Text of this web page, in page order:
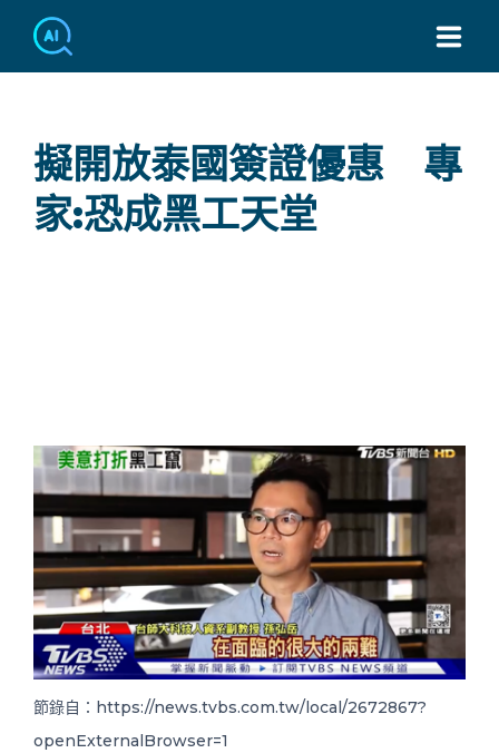
擬開放泰國簽證優惠 專
家:恐成黑工天堂
節錄自：https://news.tvbs.com.tw/local/2672867?
openExternalBrowser=1